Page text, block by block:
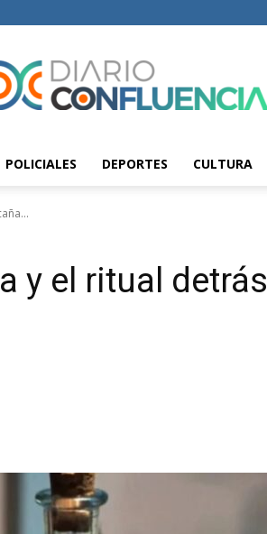
Diario
Confluencia
POLICIALES DEPORTES CULTURA
y el ritual detrás